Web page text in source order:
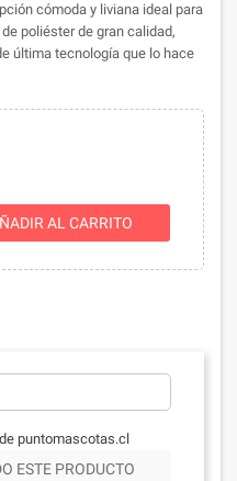
cómoda y liviana ideal para
poliéster de gran calidad,
última tecnología que lo hace
AL CARRITO
puntomascotas.cl
ESTE PRODUCTO